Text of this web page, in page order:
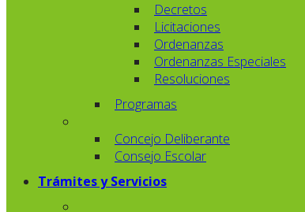
Decretos
Licitaciones
Ordenanzas
Ordenanzas Especiales
Resoluciones
Programas
Concejo Deliberante
Consejo Escolar
Trámites y Servicios